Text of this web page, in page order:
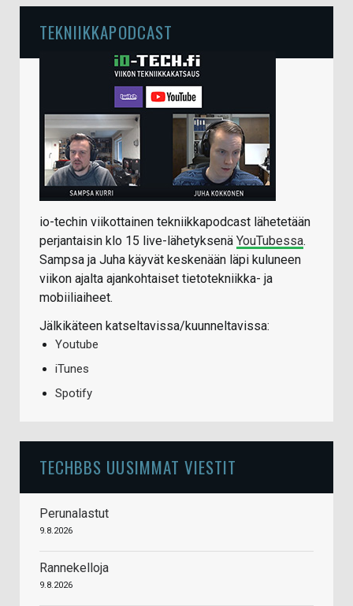
TEKNIIKKAPODCAST
io-techin viikottainen tekniikkapodcast lähetetään
perjantaisin klo 15 live-lähetyksenä YouTubessa.
Sampsa ja Juha käyvät keskenään läpi kuluneen
viikon ajalta ajankohtaiset tietotekniikka- ja
mobiiliaiheet.
Jälkikäteen katseltavissa/kuunneltavissa:
Youtube
iTunes
Spotify
TECHBBS UUSIMMAT VIESTIT
Perunalastut
9.8.2026
Rannekelloja
9.8.2026